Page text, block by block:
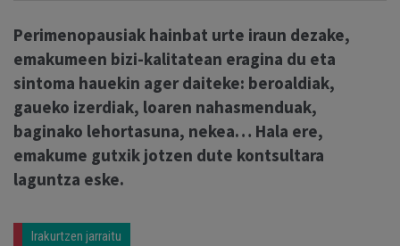
Perimenopausiak hainbat urte iraun dezake,
emakumeen bizi-kalitatean eragina du eta
sintoma hauekin ager daiteke: beroaldiak,
gaueko izerdiak, loaren nahasmenduak,
baginako lehortasuna, nekea… Hala ere,
emakume gutxik jotzen dute kontsultara
laguntza eske.
Irakurtzen jarraitu